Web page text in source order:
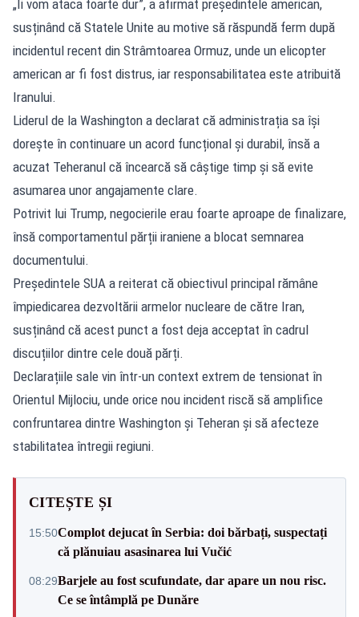
„Îi vom ataca foarte dur”, a afirmat președintele american,
susținând că Statele Unite au motive să răspundă ferm după
incidentul recent din Strâmtoarea Ormuz, unde un elicopter
american ar fi fost distrus, iar responsabilitatea este atribuită
Iranului.
Liderul de la Washington a declarat că administrația sa își
dorește în continuare un acord funcțional și durabil, însă a
acuzat Teheranul că încearcă să câștige timp și să evite
asumarea unor angajamente clare.
Potrivit lui Trump, negocierile erau foarte aproape de finalizare,
însă comportamentul părții iraniene a blocat semnarea
documentului.
Președintele SUA a reiterat că obiectivul principal rămâne
împiedicarea dezvoltării armelor nucleare de către Iran,
susținând că acest punct a fost deja acceptat în cadrul
discuțiilor dintre cele două părți.
Declarațiile sale vin într-un context extrem de tensionat în
Orientul Mijlociu, unde orice nou incident riscă să amplifice
confruntarea dintre Washington și Teheran și să afecteze
stabilitatea întregii regiuni.
CITEȘTE ȘI
15:50Complot dejucat în Serbia: doi bărbați, suspectați
că plănuiau asasinarea lui Vučić
08:29Barjele au fost scufundate, dar apare un nou risc.
Ce se întâmplă pe Dunăre